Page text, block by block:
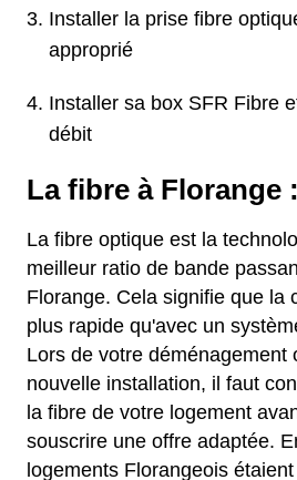
Installer la prise fibre
approprié
Installer sa box SFR Fibre
débit
La fibre à Florange
La fibre optique est la
meilleur ratio de bande
Florange. Cela signifie que la
plus rapide qu'avec un
Lors de votre déménagement
nouvelle installation, il faut
la fibre de votre logement
souscrire une offre adaptée.
logements Florangeois